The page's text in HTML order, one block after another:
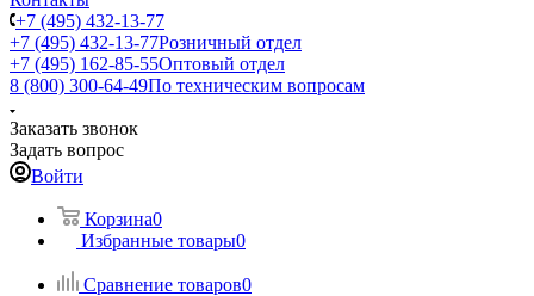
+7 (495) 432-13-77
+7 (495) 432-13-77Розничный отдел
+7 (495) 162-85-55Оптовый отдел
8 (800) 300-64-49По техническим вопросам
Заказать звонок
Задать вопрос
Войти
Корзина0
Избранные товары0
Сравнение товаров0